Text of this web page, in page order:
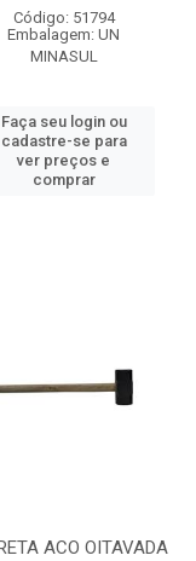
Código: 51794
Embalagem: UN
MINASUL
Faça seu login ou
cadastre-se para
ver preços e
comprar
ACO OITAVADA